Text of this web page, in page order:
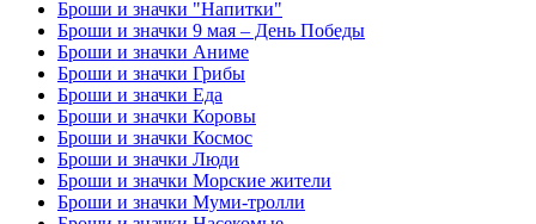
Броши и значки "Напитки"
Броши и значки 9 мая – День Победы
Броши и значки Аниме
Броши и значки Грибы
Броши и значки Еда
Броши и значки Коровы
Броши и значки Космос
Броши и значки Люди
Броши и значки Морские жители
Броши и значки Муми-тролли